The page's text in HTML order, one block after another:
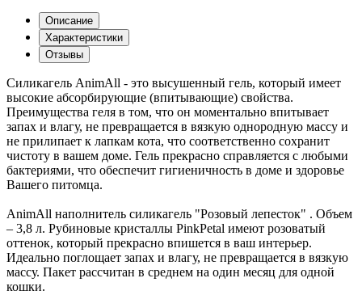
Описание
Характеристики
Отзывы
Силикагель AnimAll - это высушенный гель, который имеет
высокие абсорбирующие (впитывающие) свойства.
Преимущества геля в том, что он моментально впитывает
запах и влагу, не превращается в вязкую однородную массу и
не прилипает к лапкам кота, что соответственно сохранит
чистоту в вашем доме. Гель прекрасно справляется с любыми
бактериями, что обеспечит гигиеничность в доме и здоровье
Вашего питомца.
AnimAll наполнитель силикагель "Розовый лепесток" . Объем
– 3,8 л. Рубиновые кристаллы PinkPetal имеют розоватый
оттенок, который прекрасно впишется в ваш интерьер.
Идеально поглощает запах и влагу, не превращается в вязкую
массу. Пакет рассчитан в среднем на один месяц для одной
кошки.